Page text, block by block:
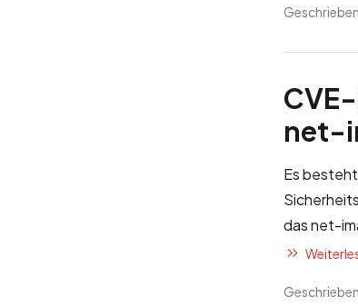
net-
Es
das net-